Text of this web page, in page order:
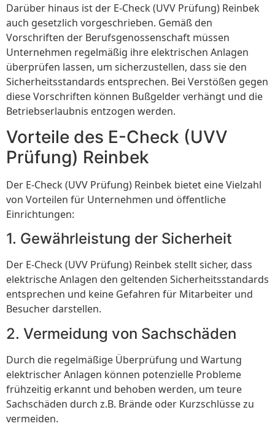
Darüber hinaus ist der E-Check (UVV Prüfung) Reinbek
auch gesetzlich vorgeschrieben. Gemäß den
Vorschriften der Berufsgenossenschaft müssen
Unternehmen regelmäßig ihre elektrischen Anlagen
überprüfen lassen, um sicherzustellen, dass sie den
Sicherheitsstandards entsprechen. Bei Verstößen gegen
diese Vorschriften können Bußgelder verhängt und die
Betriebserlaubnis entzogen werden.
Vorteile des E-Check (UVV
Prüfung) Reinbek
Der E-Check (UVV Prüfung) Reinbek bietet eine Vielzahl
von Vorteilen für Unternehmen und öffentliche
Einrichtungen:
1. Gewährleistung der Sicherheit
Der E-Check (UVV Prüfung) Reinbek stellt sicher, dass
elektrische Anlagen den geltenden Sicherheitsstandards
entsprechen und keine Gefahren für Mitarbeiter und
Besucher darstellen.
2. Vermeidung von Sachschäden
Durch die regelmäßige Überprüfung und Wartung
elektrischer Anlagen können potenzielle Probleme
frühzeitig erkannt und behoben werden, um teure
Sachschäden durch z.B. Brände oder Kurzschlüsse zu
vermeiden.